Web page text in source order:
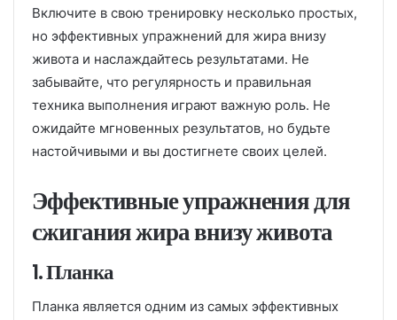
Включите в свою тренировку несколько простых,
но эффективных упражнений для жира внизу
живота и наслаждайтесь результатами. Не
забывайте, что регулярность и правильная
техника выполнения играют важную роль. Не
ожидайте мгновенных результатов, но будьте
настойчивыми и вы достигнете своих целей.
Эффективные упражнения для
сжигания жира внизу живота
1. Планка
Планка является одним из самых эффективных